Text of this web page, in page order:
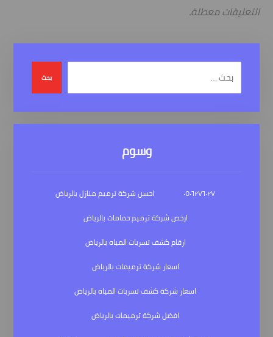
التعليقات معطلة.
بحث
وسوم
٠٥٠٦٢٧٦٠٢٧
احسن شركة ترميم منازل بالرياض
ارخص شركة ترميم حمامات بالرياض
ارقام كشف تسربات المياه بالرياض
اسعار شركة ترميمات بالرياض
اسعار شركة كشف تسربات المياه بالرياض
افضل شركة ترميمات بالرياض